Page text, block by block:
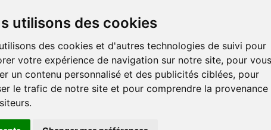
utilisons des cookies
des cookies et d'autres technologies de suivi pour
votre expérience de navigation sur notre site, pour vous
un contenu personnalisé et des publicités ciblées, pour
le trafic de notre site et pour comprendre la provenance
- GARDE-BOUE ZEFAL Garde-boue VTT Shield Lite XL
ZEFAL
SHIELD LITE
Référence : 2560
Le Shield Lite XL